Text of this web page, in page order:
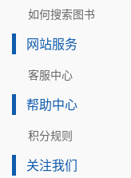
如何搜索图书
网站服务
客服中心
帮助中心
积分规则
关注我们